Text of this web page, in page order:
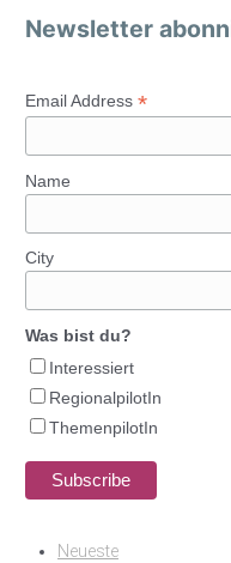
Newsletter
Email Address *
Name
City
Was bist du?
Interessiert
RegionalpilotIn
ThemenpilotIn
Neueste